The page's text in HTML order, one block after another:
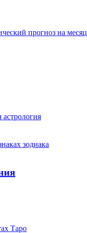
прогноз на месяц
астрология
зодиака
Таро